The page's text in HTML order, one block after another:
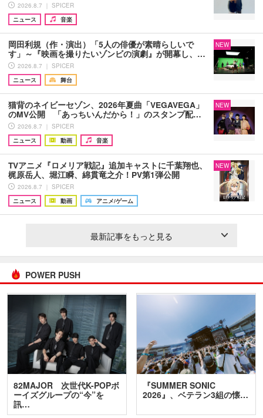
2026.8.7 ｜ SPICER
ニュース
音楽
岡田利規（作・演出）「5人の俳優が素晴らしいで
す」～『映画を撮りたいゾンビの演劇』が開幕し、…
2026.8.7 ｜ SPICER
ニュース
舞台
NEW
猫背のネイビーセゾン、2026年夏曲「VEGAVEGA」
のMV公開 「あっちいんだから！」のスタンプ配…
2026.8.7 ｜ SPICER
ニュース
動画 音楽
NEW
TVアニメ『ロメリア戦記』追加キャストに千葉翔也、
梶原岳人、堀江瞬、綿貫竜之介！PV第1弾公開
2026.8.7 ｜ SPICER
ニュース
動画 アニメ/ゲーム
NEW
最新記事をもっと見る
POWER PUSH
82MAJOR 次世代K-POPボ
ーイズグループの“今”を
訊…
『SUMMER SONIC
2026』、ベテラン3組の懐…